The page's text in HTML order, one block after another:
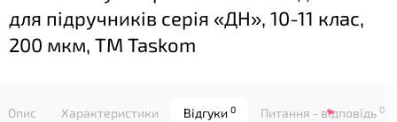
для підручників серія «ДН», 10-11 клас,
200 мкм, ТМ Taskom
Опис Характеристики Відгуки 0 Питання - відповідь 0